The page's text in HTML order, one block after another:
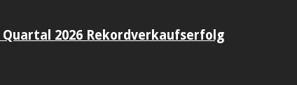
2026 Rekordverkaufserfolg